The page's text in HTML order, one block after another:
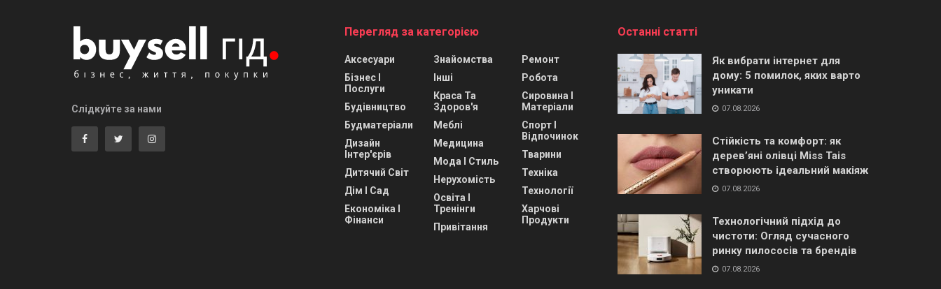
Слідкуйте за нами
Перегляд за категорією
Аксесуари
Бізнес І
Послуги
Будівництво
Будматеріали
Дизайн
Інтер'єрів
Дитячий Світ
Дім І Сад
Економіка І
Фінанси
Знайомства
Інші
Краса Та
Здоров'я
Меблі
Медицина
Мода І Стиль
Нерухомість
Освіта І
Тренінги
Привітання
Ремонт
Робота
Сировина І
Матеріали
Спорт І
Відпочинок
Тварини
Техніка
Технології
Харчові
Продукти
Останні статті
Як вибрати інтернет для
дому: 5 помилок, яких варто
уникати
07.08.2026
Стійкість та комфорт: як
дерев’яні олівці Miss Tais
створюють ідеальний макіяж
07.08.2026
Технологічний підхід до
чистоти: Огляд сучасного
ринку пилососів та брендів
07.08.2026